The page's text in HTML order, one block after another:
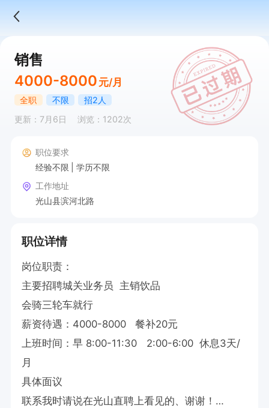
销售
4000-8000 元/月
全职 不限
招2人
更新：7月6日
浏览：1202次
职位要求
经验不限
学历不限
工作地址
光山县滨河北路
职位详情
岗位职责：
主要招聘城关业务员  主销饮品
会骑三轮车就行
薪资待遇：4000-8000   餐补20元
上班时间：早 8:00-11:30   2:00-6:00  休息3天/
月
具体面议
联系我时请说在光山直聘上看见的、谢谢！